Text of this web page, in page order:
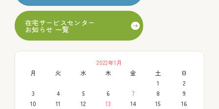
在宅サービスセンター
お知らせ 一覧
2022年1月
月
火 水 木 金 土 日
1
2
3
4 5 6 7 8
9
10
11 12 13 14 15
16